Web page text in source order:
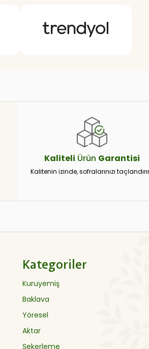
Kaliteli Ürün Garantisi
Kalitenin izinde, sofralarınızı
Kategoriler
Kuruyemiş
Baklava
Yöresel
Aktar
Şekerleme